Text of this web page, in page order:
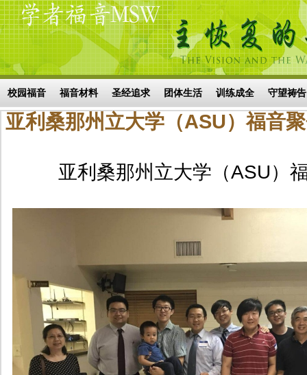
Skip to main content
搜索表单
校园福音 福音材料 圣经追求 团体生活 训练成全 守望祷告
亚利桑那州立大学（ASU）福音
亚利桑那州立大学（ASU）